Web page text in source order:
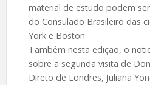
material de estudo podem
do Consulado Brasileiro das
York e Boston.
Também nesta edição, o
sobre a segunda visita de
Direto de Londres, Juliana